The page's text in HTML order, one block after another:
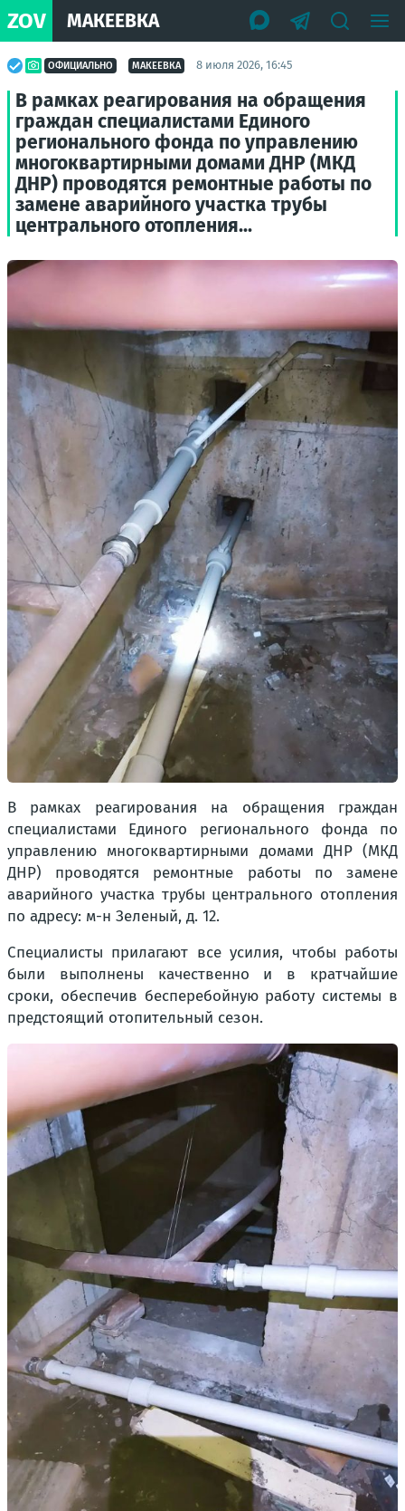
ZOV МАКЕЕВКА
ОФИЦИАЛЬНО МАКЕЕВКА 8 июля 2026, 16:45
В рамках реагирования на обращения
граждан специалистами Единого
регионального фонда по управлению
многоквартирными домами ДНР (МКД
ДНР) проводятся ремонтные работы по
замене аварийного участка трубы
центрального отопления...
В рамках реагирования на обращения граждан
специалистами Единого регионального фонда по
управлению многоквартирными домами ДНР (МКД
ДНР) проводятся ремонтные работы по замене
аварийного участка трубы центрального отопления
по адресу: м-н Зеленый, д. 12.
Специалисты прилагают все усилия, чтобы работы
были выполнены качественно и в кратчайшие
сроки, обеспечив бесперебойную работу системы в
предстоящий отопительный сезон.